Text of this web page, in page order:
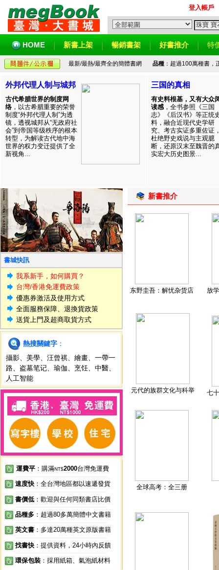
登入帳戶
HOME 新書上架 暢銷書架 好書推介 特
最新/最熱/最齊全的簡體書網 品種：超過100萬種書，
外邦代理人制与城邦
古代希腊世界的制度网
络 ，以古希腊重要的荣誉
制度“外邦代理人制”为透
镜，透视城邦从“无政府社
会”到帝国等级秩序的根本
转型，为解读古代地中海
世界的权力变迁提供了全
新视角...
三国的真相
有史料根基，又有大众
读感 ，全书参照《三国
志》《后汉书》等正统
料，融合近现代史学研
究、考古实证多重佐证
杜绝野史戏说与主观臆
断，还原汉末至魏晋的
实宏大历史图景...
書城快訊
我系新手，如何購買？
台灣/香港免運費政策
優惠券激活及使用方式
全面服務保障、退換貨政策
送貨上門及超商取貨方式
熱搜關鍵字 ：
攝影
美學 汪曾祺 繪畫
一帶一
路
盗墓笔记 瑜伽 烹饪 中醫
人工智能
運費平 ：購滿NT$2000台灣免運費
速度快 ：全台灣地區都以速遞發貨
書價低 ：歡迎與任何同類書店比價
品種多 ：超過80多萬簡體中文書籍
英文書 ：多達20萬種英文原版書籍
找書快 ：提供資料，24小時內反饋
環保包裝 ：採用紙箱、氣泡紙材料
新書推介
东野圭吾：解忧杂货店 放
元代的族群文化与科举 七
全球高考：全三册